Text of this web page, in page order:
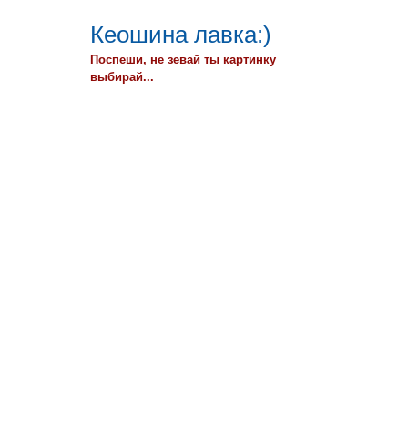
Кеошина лавка:)
Поспеши, не зевай ты картинку
выбирай...